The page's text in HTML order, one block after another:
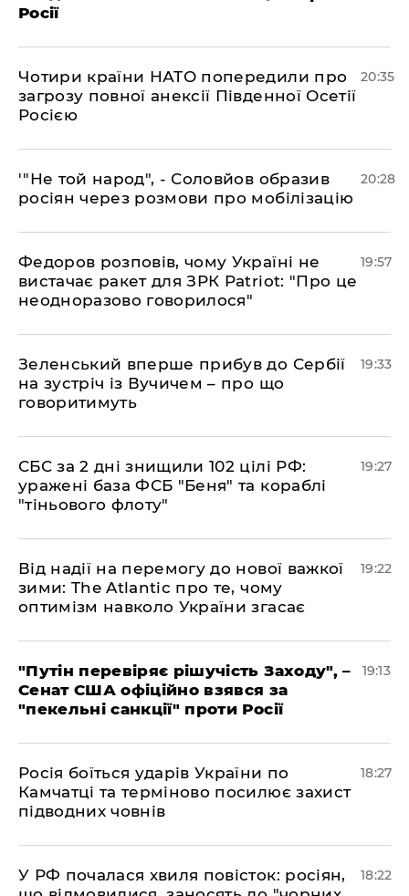
Росії
​Чотири країни НАТО попередили про
загрозу повної анексії Південної Осетії
Росією
20:35
​'"Не той народ", - Соловйов образив
росіян через розмови про мобілізацію
20:28
​Федоров розповів, чому Україні не
вистачає ракет для ЗРК Patriot: "Про це
неодноразово говорилося"
19:57
​Зеленський вперше прибув до Сербії
на зустріч із Вучичем – про що
говоритимуть
19:33
​СБС за 2 дні знищили 102 цілі РФ:
уражені база ФСБ "Беня" та кораблі
"тіньового флоту"
19:27
​Від надії на перемогу до нової важкої
зими: The Atlantic про те, чому
оптимізм навколо України згасає
19:22
​"Путін перевіряє рішучість Заходу", –
Сенат США офіційно взявся за
"пекельні санкції" проти Росії
19:13
​Росія боїться ударів України по
Камчатці та терміново посилює захист
підводних човнів
18:27
​У РФ почалася хвиля повісток: росіян,
18:22